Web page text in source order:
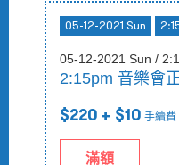
05-12-2021 Sun
05-12-2021 Sun /
2:15pm 音樂會
$220 + $10 手續費
滿額